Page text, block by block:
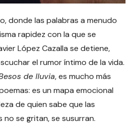
donde las palabras a menudo
rapidez con la que se
López Cazalla se detiene,
el rumor íntimo de la vida.
de lluvia, es mucho más
es un mapa emocional
de quien sabe que las
se gritan, se susurran.